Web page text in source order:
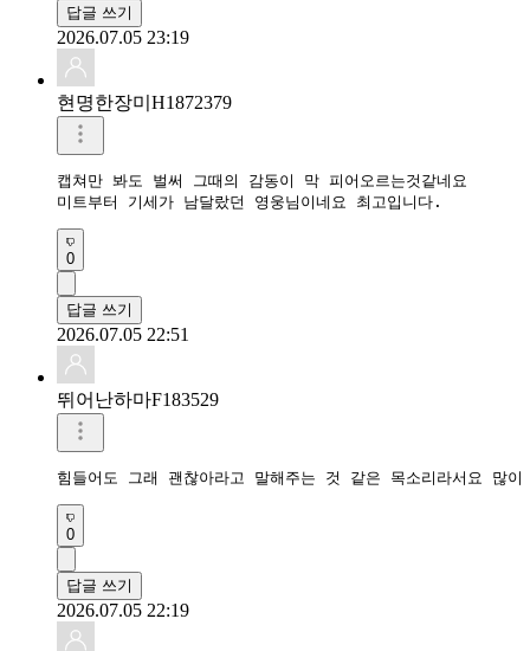
답글 쓰기
2026.07.05 23:19
현명한장미H1872379
캡쳐만 봐도 벌써 그때의 감동이 막 피어오르는것같네요
미트부터 기세가 남달랐던 영웅님이네요 최고입니다.
0
답글 쓰기
2026.07.05 22:51
뛰어난하마F183529
0
답글 쓰기
2026.07.05 22:19